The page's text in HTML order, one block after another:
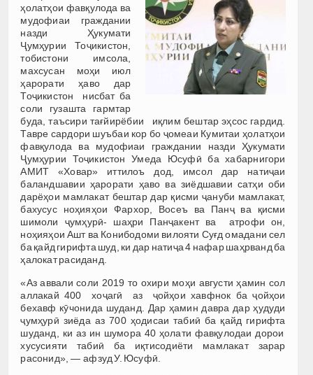
ҳолатҳои фавқулода ва
мудофиаи граждании
назди Ҳукумати
Ҷумҳурии Тоҷикистон,
тобистони имсола,
махсусан моҳи июл
ҳарорати ҳаво дар
Тоҷикистон нисбат ба
соли гузашта гармтар
буда, таъсири тағйирёбии иқлим бештар эҳсос гардид.
Тавре сардори шуъбаи кор бо ҷомеаи Кумитаи ҳолатҳои
фавқулода ва мудофиаи граждании назди Ҳукумати
Ҷумҳурии Тоҷикистон Умеда Юсуфӣ ба хабарнигори
АМИТ «Ховар» иттилоъ дод, имсол дар натиҷаи
баландшавии ҳарорати ҳаво ва зиёдшавии сатҳи оби
дарёҳои мамлакат бештар дар қисми ҷануби мамлакат,
бахусус ноҳияҳои Фархор, Восеъ ва Панҷ ва қисми
шимоли ҷумҳурӣ- шаҳри Панҷакент ва атрофи он,
ноҳияҳои Ашт ва Конибодоми вилояти Суғд омадани сел
ба қайд гирифта шуд, ки дар натиҷа 4 нафар шаҳрванд ба
ҳалокат расиданд.
«Аз аввали соли 2019 то охири моҳи августи ҳамин сол
аллакай 400 хоҷагӣ аз ҷойҳои хавфнок ба ҷойҳои
бехавф кӯчонида шуданд. Дар ҳамин давра дар ҳудуди
ҷумҳурӣ зиёда аз 700 ҳодисаи табиӣ ба қайд гирифта
шуданд, ки аз ин шумора 40 ҳолати фавқулодаи дорои
хусусияти табиӣ ба иқтисодиёти мамлакат зарар
расонид», — афзуд У. Юсуфӣ.